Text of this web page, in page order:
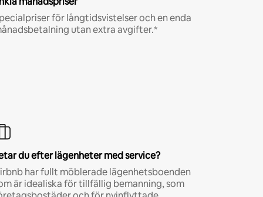
för långtidsvistelser och en enda
utan extra avgifter.*
du efter lägenheter med service?
har fullt möblerade lägenhetsboenden
är idealiska för tillfällig bemanning, som